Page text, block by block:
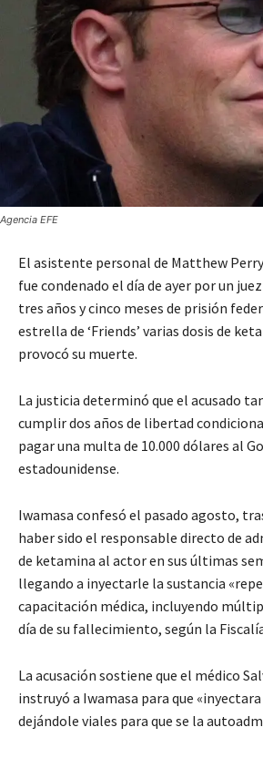
Agencia EFE
El asistente personal de Matthew
fue condenado el día de ayer por un
tres años y cinco meses de prisión
estrella de ‘Friends’ varias dosis de
provocó su muerte.
La justicia determinó que el acusado
cumplir dos años de libertad
pagar una multa de 10.000 dólares al
estadounidense.
Iwamasa confesó el pasado agosto,
haber sido el responsable directo de
de ketamina al actor en sus últimas
llegando a inyectarle la sustancia
capacitación médica, incluyendo
día de su fallecimiento, según la
La acusación sostiene que el médico
instruyó a Iwamasa para que
dejándole viales para que se la